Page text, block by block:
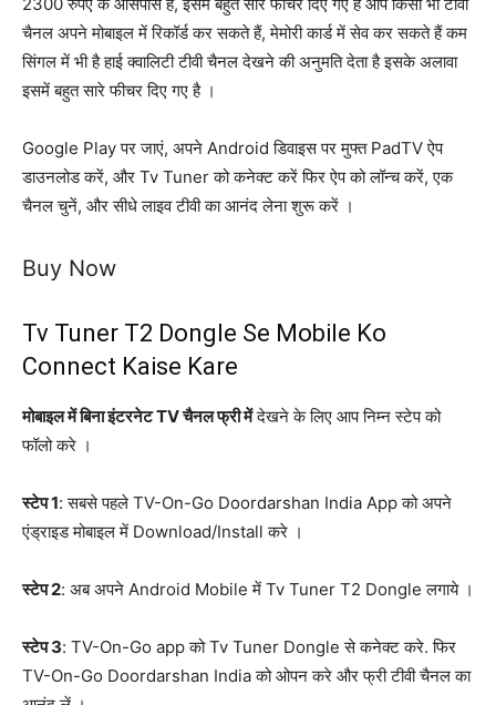
चैनल अपने मोबाइल में रिकॉर्ड कर सकते हैं, मेमोरी कार्ड में सेव कर सकते हैं कम
सिंगल में भी है हाई क्वालिटी टीवी चैनल देखने की अनुमति देता है इसके अलावा
इसमें बहुत सारे फीचर दिए गए है ।
Google Play पर जाएं, अपने Android डिवाइस पर मुफ्त PadTV ऐप
डाउनलोड करें, और Tv Tuner को कनेक्ट करें फिर ऐप को लॉन्च करें, एक
चैनल चुनें, और सीधे लाइव टीवी का आनंद लेना शुरू करें ।
Buy Now
Tv Tuner T2 Dongle Se Mobile Ko
Connect Kaise Kare
मोबाइल में बिना इंटरनेट TV चैनल फ्री मेंदेखने के लिए आप निम्न स्टेप को
फॉलो करे ।
स्टेप 1: सबसे पहले TV-On-Go Doordarshan India App को अपने
एंड्राइड मोबाइल में Download/Install करे ।
स्टेप 2: अब अपने Android Mobile में Tv Tuner T2 Dongle लगाये ।
स्टेप 3: TV-On-Go app को Tv Tuner Dongle से कनेक्ट करे. फिर
TV-On-Go Doordarshan India को ओपन करे और फ्री टीवी चैनल का